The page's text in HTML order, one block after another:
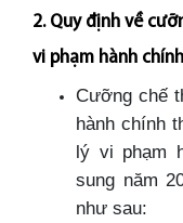
2. Quy định về
vi phạm hành chính
Cưỡng chế
hành chính
lý vi phạm
sung năm
như sau: